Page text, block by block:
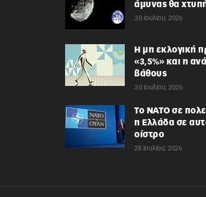
άμυνας θα
30 Ιουλίου, 2026
Η μη εκλογική
«3,5%» και η
βάθους
30 Ιουλίου, 2026
Το ΝΑΤΟ σε
η Ελλάδα σε
οίστρο
28 Ιουλίου, 2026